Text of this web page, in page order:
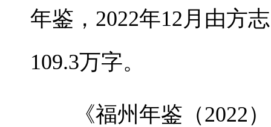
年鉴，2022年12月由方
109.3万字。
《福州年鉴（2022